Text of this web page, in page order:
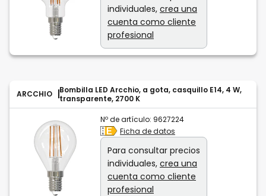
individuales, crea una
cuenta como cliente
profesional
ARCCHIO
Bombilla LED Arcchio, a gota, casquillo E14, 4 W,
transparente, 2700 K
Nº de artículo: 9627224
Ficha de datos
Para consultar precios
individuales, crea una
cuenta como cliente
profesional